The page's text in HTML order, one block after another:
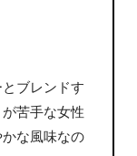
ブレンドす
苦手な女性
な風味なの